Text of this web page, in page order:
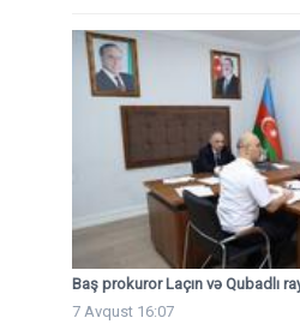
Baş prokuror Laçın və Qubadlı
7 Avqust 16:07